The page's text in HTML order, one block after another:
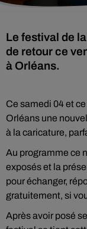
Le festival de
de retour ce
à Orléans.
Ce samedi 04 et
Orléans une
à la caricature,
Au programme ce
exposés et la
pour échanger,
gratuitement, si
Après avoir posé